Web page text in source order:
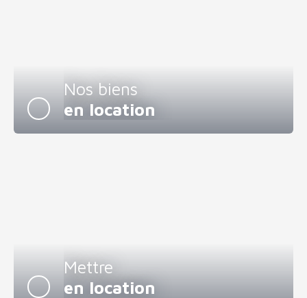
Nos biens
en location
Mettre
en location